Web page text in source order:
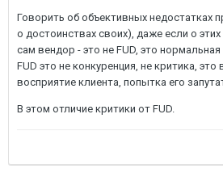
Говорить об объективных недостатках
о достоинствах своих), даже если о
сам вендор - это не FUD, это нормальная
FUD это не конкуренция, не критика, это
восприятие клиента, попытка его
В этом отличие критики от FUD.